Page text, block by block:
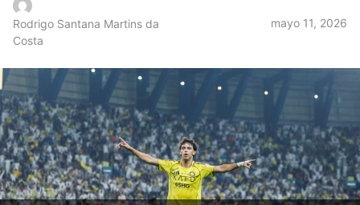
Rodrigo Santana Martins da
Costa
mayo 11, 2026